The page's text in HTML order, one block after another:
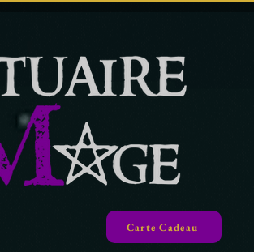
Carte Cadeau